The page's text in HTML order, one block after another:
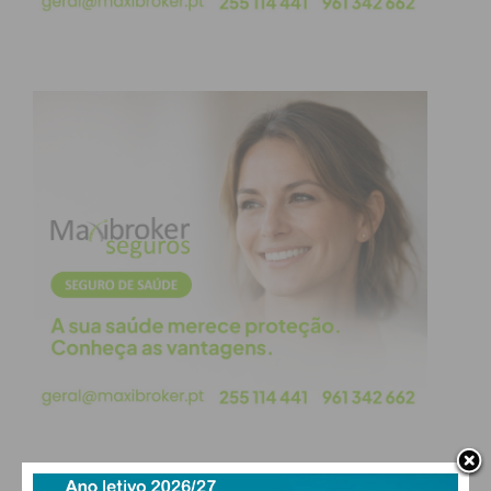
horas. A minha equipa era composta por mim e por
mais quatros jovens delegados do México, Chile,
Zimbábue e Noruega. Atualmente, apenas 20% dos
fundos marinhos estão mapeados com dados de
alta resolução, por isso, a nossa solução tinha
como objetivo contribuir para o mapeamento do
oceano, para atingir a meta de todo o oceano ser
mapeado até 2030.
– Que balanço faz desta participação?
A nível pessoal, faço um balanço muito positivo.
a oportunidade de participar num evento